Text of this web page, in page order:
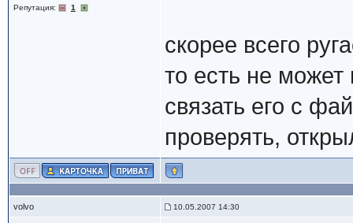
Репутация: 1
скорее всего
то есть не
связать его с
проверять,
volvo 10.05.2007 14:30